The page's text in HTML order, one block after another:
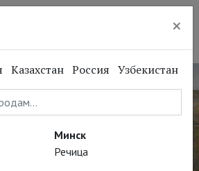
×
Казахстан Россия Узбекистан
Минск
Речица